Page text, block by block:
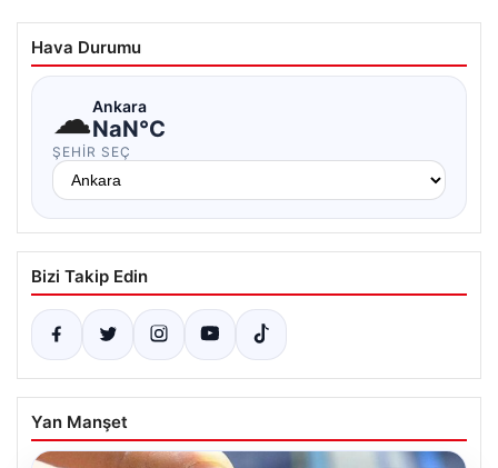
Hava Durumu
☁Ankara
NaN°C
ŞEHIR SEÇ
Bizi Takip Edin
Yan Manşet